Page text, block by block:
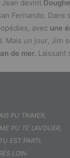
Jean devint
Fernando.
avec une
Mais un jour, Jim
de mer. Laissant
PU T’AIMER,
PU TE L’AVOUER,
EST PARTI,
LOIN.